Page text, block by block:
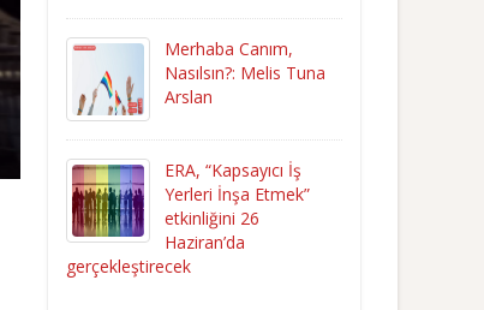
Merhaba Canım,
Nasılsın?: Melis Tuna
Arslan
ERA, “Kapsayıcı İş
Yerleri İnşa Etmek”
etkinliğini 26
Haziran’da
gerçekleştirecek